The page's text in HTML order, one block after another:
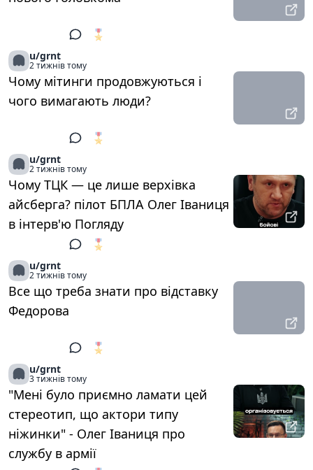
🎖️
u/grnt
2 тижнів тому
Чому мітинги продовжуються і
чого вимагають люди?
🎖️
u/grnt
2 тижнів тому
Чому ТЦК — це лише верхівка
айсберга? пілот БПЛА Олег Іваниця
в інтерв'ю Погляду
🎖️
u/grnt
2 тижнів тому
Все що треба знати про відставку
Федорова
🎖️
u/grnt
3 тижнів тому
"Мені було приємно ламати цей
стереотип, що актори типу
ніжинки" - Олег Іваниця про
службу в армії